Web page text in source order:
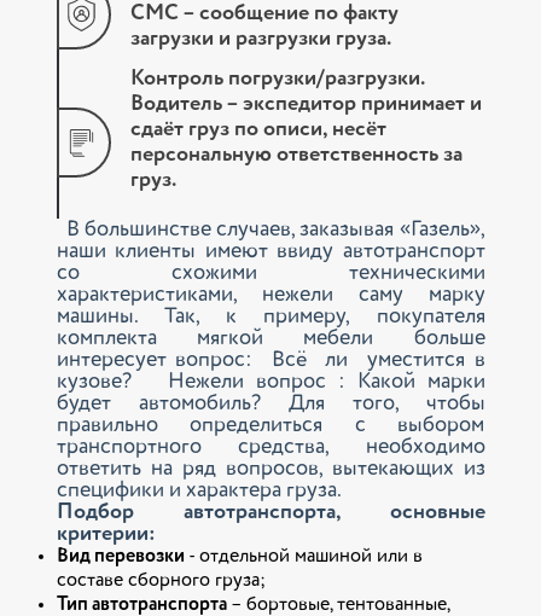
СМС – сообщение по факту
загрузки и разгрузки груза.
Контроль погрузки/разгрузки.
Водитель – экспедитор принимает и
сдаёт груз по описи, несёт
персональную ответственность за
груз.
В большинстве случаев, заказывая «Газель»,
наши клиенты имеют ввиду автотранспорт
со схожими техническими
характеристиками, нежели саму марку
машины. Так, к примеру, покупателя
комплекта мягкой мебели больше
интересует вопрос: Всё ли уместится в
кузове? Нежели вопрос : Какой марки
будет автомобиль? Для того, чтобы
правильно определиться с выбором
транспортного средства, необходимо
ответить на ряд вопросов, вытекающих из
специфики и характера груза.
Подбор автотранспорта, основные
критерии:
Вид перевозки - отдельной машиной или в
составе сборного груза;
Тип автотранспорта– бортовые, тентованные,